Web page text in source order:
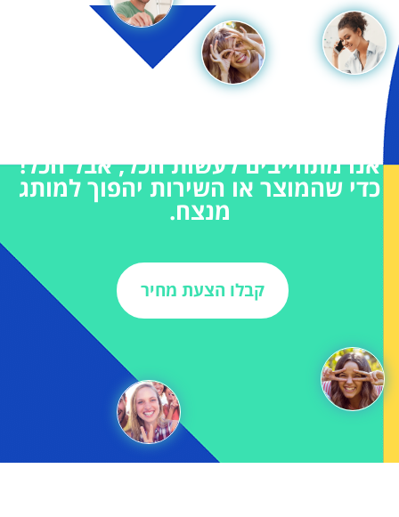
אנו מתחייבים לעשות הכל, אבל הכל!
כדי שהמוצר או השירות יהפוך למותג
מנצח.
קבלו הצעת מחיר